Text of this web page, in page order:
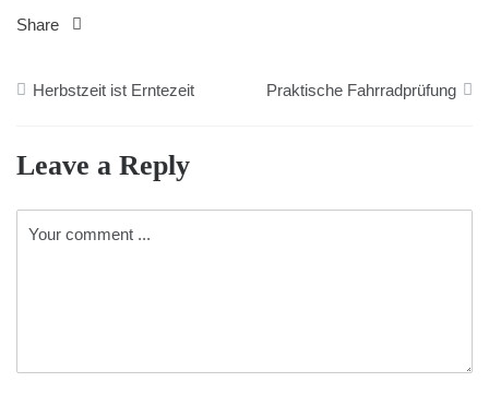
Share
Beitragsnavigation
Herbstzeit ist Erntezeit Praktische Fahrradprüfung
Leave a Reply